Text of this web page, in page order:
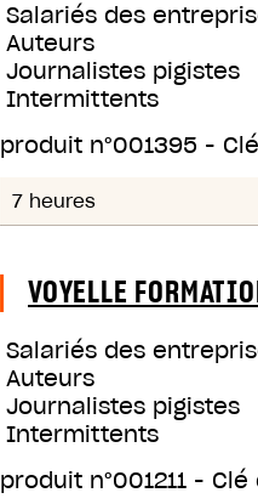
Salariés des
Auteurs
Journalistes pigistes
Intermittents
produit n°001395 -
7 heures
VOYELLE
Salariés des
Auteurs
Journalistes pigistes
Intermittents
produit n°001211 - Clé